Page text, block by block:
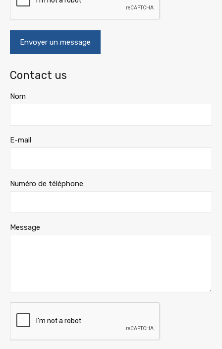
Contact us
Nom
E-mail
Numéro de téléphone
Message